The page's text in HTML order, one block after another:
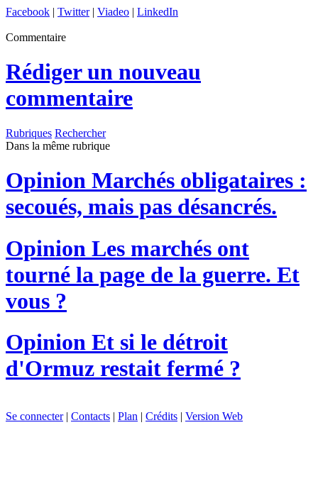
Facebook | Twitter| Viadeo | LinkedIn
Commentaire
Rédiger un nouveau
commentaire
Rubriques Rechercher
Dans la même rubrique
Opinion Marchés obligataires :
secoués, mais pas désancrés.
Opinion Les marchés ont
tourné la page de la guerre. Et
vous ?
Opinion Et si le détroit
d'Ormuz restait fermé ?
Se connecter| Contacts | Plan | Crédits | Version Web